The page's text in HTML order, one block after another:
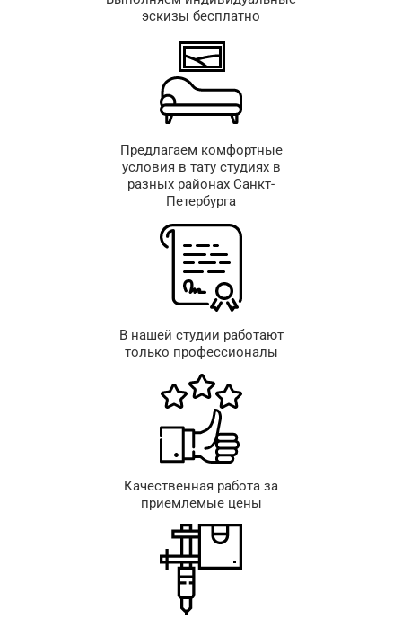
эскизы бесплатно
Предлагаем комфортные
условия в тату студиях в
разных районах Санкт-
Петербурга
В нашей студии работают
только профессионалы
Качественная работа за
приемлемые цены